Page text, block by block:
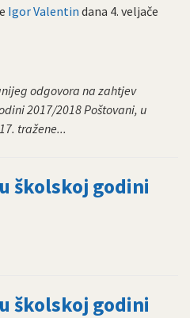
Igor Valentin dana 4. veljače
odgovora na zahtjev
2017/2018 Poštovani, u
tražene...
školskoj godini
školskoj godini